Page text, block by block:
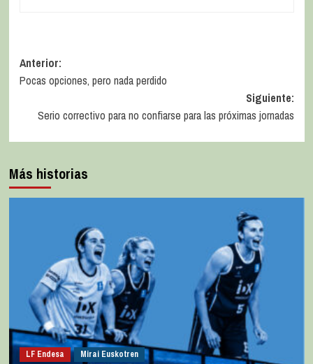
Anterior:
Pocas opciones, pero nada perdido
Siguiente:
Serio correctivo para no confiarse para las próximas jornadas
Más historias
LF Endesa Mirai Euskotren